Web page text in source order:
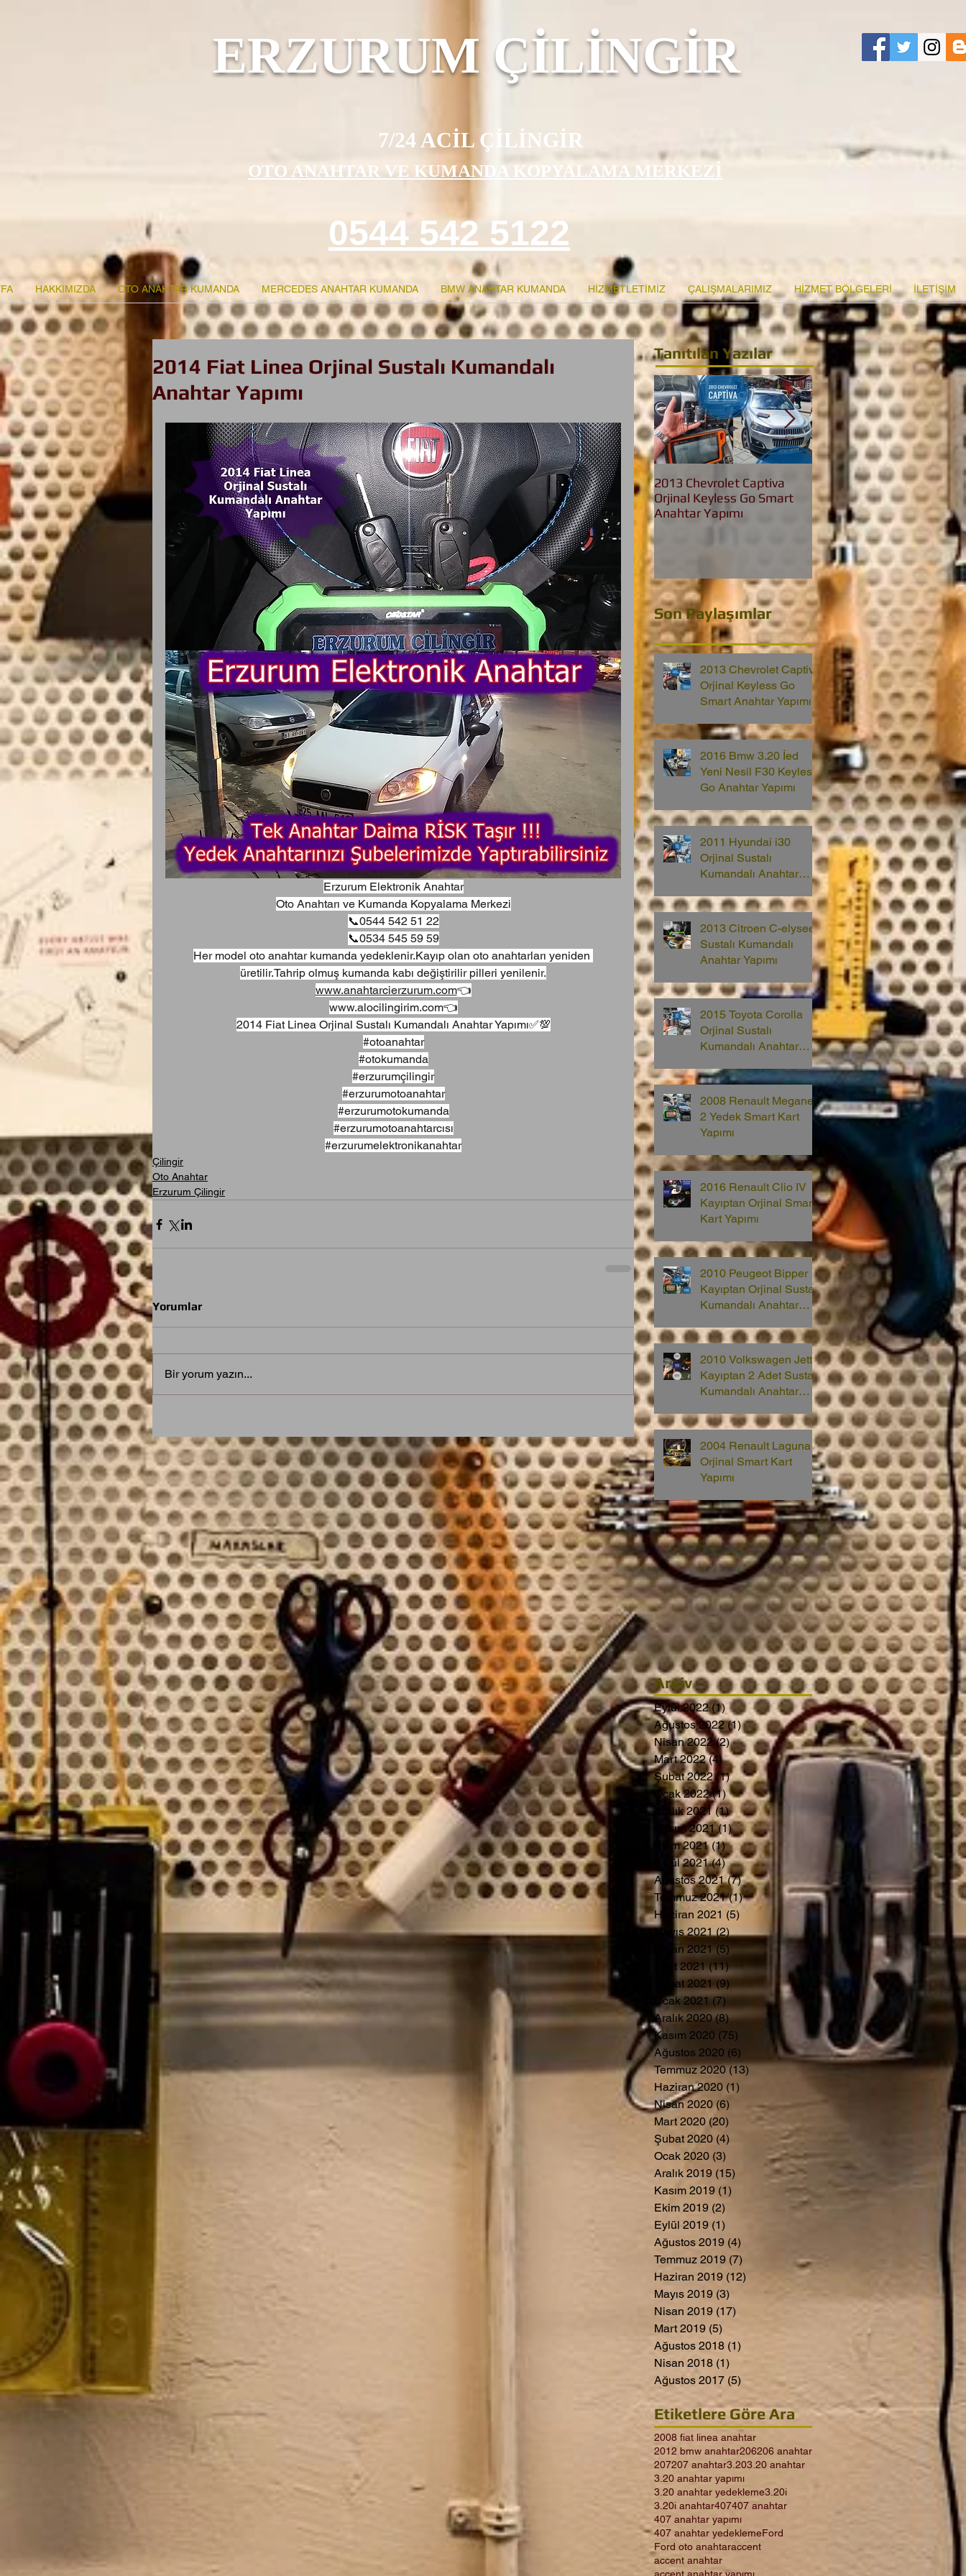
ERZURUM ÇİLİNGİR
7/24 ACİL ÇİLİNGİR
OTO ANAHTAR VE KUMANDA KOPYALAMA MERKEZİ
0544 542 5122
HAKKIMIZDA OTO ANAHTAR KUMANDA MERCEDES ANAHTAR KUMANDA BMW ANAHTAR KUMANDA HİZMETLETİMİZ ÇALIŞMALARIMIZ HİZMET BÖLGELERİ İLETİŞİM
2014 Fiat Linea Orjinal Sustalı Kumandalı
Anahtar Yapımı
Erzurum Elektronik Anahtar
Oto Anahtarı ve Kumanda Kopyalama Merkezi
📞0544 542 51 22
📞0534 545 59 59
Her model oto anahtar kumanda yedeklenir.Kayıp olan oto anahtarları yeniden
üretilir.Tahrip olmuş kumanda kabı değiştirilir pilleri yenilenir.
www.anahtarcierzurum.com👈
www.alocilingirim.com👈
2014 Fiat Linea Orjinal Sustalı Kumandalı Anahtar Yapımı✅💯
#otoanahtar
#otokumanda
#erzurumçilingir
#erzurumotoanahtar
#erzurumotokumanda
#erzurumotoanahtarcısı
#erzurumelektronikanahtar
Çilingir
Oto Anahtar
Erzurum Çilingir
Yorumlar
Bir yorum yazın...
Tanıtılan Yazılar
2013 Chevrolet Captiva
Orjinal Keyless Go Smart
Anahtar Yapımı
2016 Bmw 3.20 İed Yeni
Nesil F30 Keyless Go
Anahtar Yapımı
Son Paylaşımlar
2013 Chevrolet Captiva
Orjinal Keyless Go
Smart Anahtar Yapımı
2016 Bmw 3.20 İed
Yeni Nesil F30 Keyless
Go Anahtar Yapımı
2011 Hyundai i30
Orjinal Sustalı
Kumandalı Anahtar
2013 Citroen C-elysee
Sustalı Kumandalı
Anahtar Yapımı
2015 Toyota Corolla
Orjinal Sustalı
Kumandalı Anahtar
2008 Renault Megane
2 Yedek Smart Kart
Yapımı
2016 Renault Clio IV
Kayıptan Orjinal Smart
Kart Yapımı
2010 Peugeot Bipper
Kayıptan Orjinal Sustalı
Kumandalı Anahtar
2010 Volkswagen Jetta
Kayıptan 2 Adet Sustalı
Kumandalı Anahtar
2004 Renault Laguna 2
Orjinal Smart Kart
Yapımı
Arşiv
Eylül 2022 (1) 1 yazı
Ağustos 2022 (1)1 yazı
Nisan 2022 (2)2 yazı
Mart 2022 (4)4 yazı
Şubat 2022 (1)1 yazı
Ocak 2022 (1)1 yazı
Aralık 2021 (1)1 yazı
Kasım 2021 (1)1 yazı
Ekim 2021 (1)1 yazı
Eylül 2021 (4)4 yazı
Ağustos 2021 (7)7 yazı
Temmuz 2021 (1)1 yazı
Haziran 2021 (5)
Mayıs 2021 (2)2 yazı
Nisan 2021 (5)5 yazı
Mart 2021 (11)11 yazı
Şubat 2021 (9)
Ocak 2021 (7)
Aralık 2020 (8)8 yazı
Kasım 2020 (75)
Ağustos 2020 (6)
Temmuz 2020 (13) 13 yazı
Haziran 2020 (1)
Nisan 2020 (6) 6 yazı
Mart 2020 (20) 20 yazı
Şubat 2020 (4)
Ocak 2020 (3)
Aralık 2019 (15) 15 yazı
Kasım 2019 (1)
Ekim 2019 (2)
Eylül 2019 (1)
Ağustos 2019 (4)
Temmuz 2019 (7)
Haziran 2019 (12)
Mayıs 2019 (3)
Nisan 2019 (17)
Mart 2019 (5)
Ağustos 2018 (1)
Nisan 2018 (1) 1 yazı
Ağustos 2017 (5)
Etiketlere Göre Ara
2008 fiat linea anahtar
2012 bmw anahtar206206 anahtar
207207 anahtar3.203.20 anahtar
3.20 anahtar yapımı
3.20 anahtar yedekleme3.20i
3.20i anahtar407407 anahtar
407 anahtar yapımı
407 anahtar yedeklemeFord
Ford oto anahtaraccent
accent anahtar
accent anahtar yapımı